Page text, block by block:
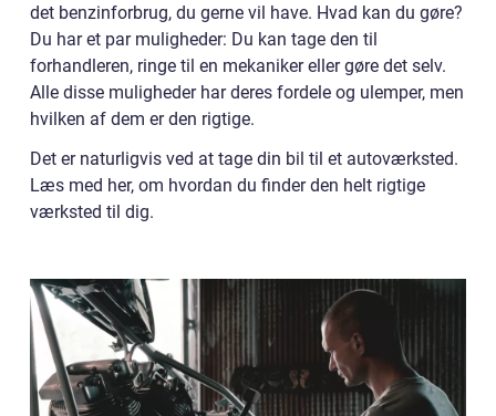
det benzinforbrug, du gerne vil have. Hvad kan du gøre?
Du har et par muligheder: Du kan tage den til
forhandleren, ringe til en mekaniker eller gøre det selv.
Alle disse muligheder har deres fordele og ulemper, men
hvilken af dem er den rigtige.
Det er naturligvis ved at tage din bil til et autoværksted.
Læs med her, om hvordan du finder den helt rigtige
værksted til dig.